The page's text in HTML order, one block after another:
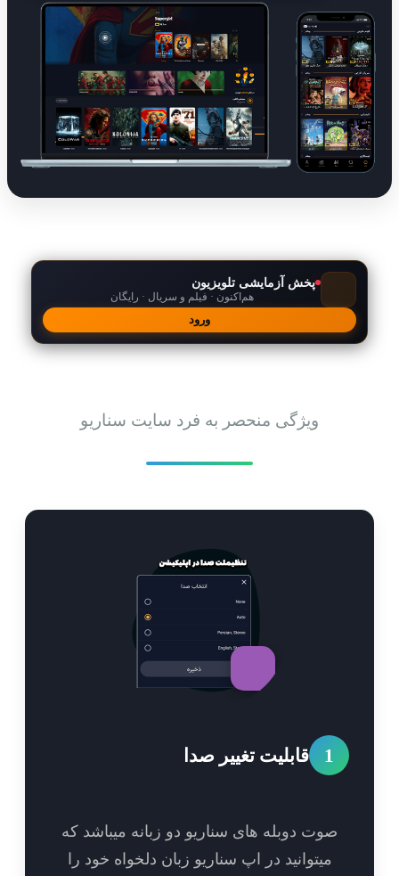
پخش آزمایشی تلویزیون
هم‌اکنون · فیلم و سریال · رایگان
ویژگی منحصر به فرد سایت سناریو
قابلیت تغییر صدا
دوبله های سناریو دو زبانه میباشد که
میتوانید در اپ سناریو زبان دلخواه خود را